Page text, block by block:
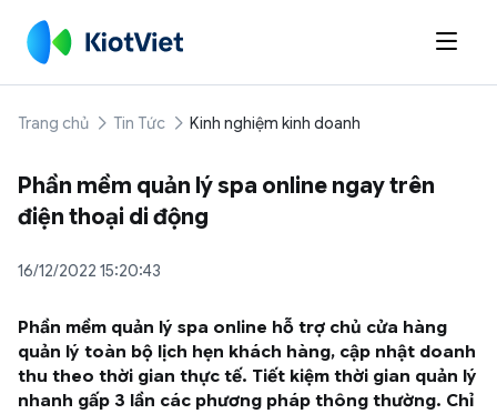

Trang chủ Tin Tức Kinh nghiệm kinh doanh
Phần mềm quản lý spa online ngay trên
điện thoại di động
16/12/2022 15:20:43
Phần mềm quản lý spa online hỗ trợ chủ cửa hàng
quản lý toàn bộ lịch hẹn khách hàng, cập nhật doanh
thu theo thời gian thực tế. Tiết kiệm thời gian quản lý
nhanh gấp 3 lần các phương pháp thông thường. Chỉ